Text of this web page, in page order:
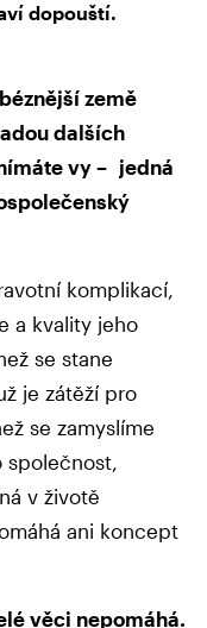
dopouští.
země
dalších
vy – jedná
komplikací,
a kvality jeho
se stane
je zátěží pro
se zamyslíme
společnost,
v životě
ani koncept
věci nepomáhá.